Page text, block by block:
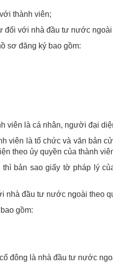
thành viên;
đối với nhà đầu tư nước
sơ đăng ký bao gồm:
viên là cá nhân, người đại
viên là tổ chức và văn bản
theo ủy quyền của thành
bản sao giấy tờ pháp lý
nhà đầu tư nước ngoài theo
gồm:
đông là nhà đầu tư nước